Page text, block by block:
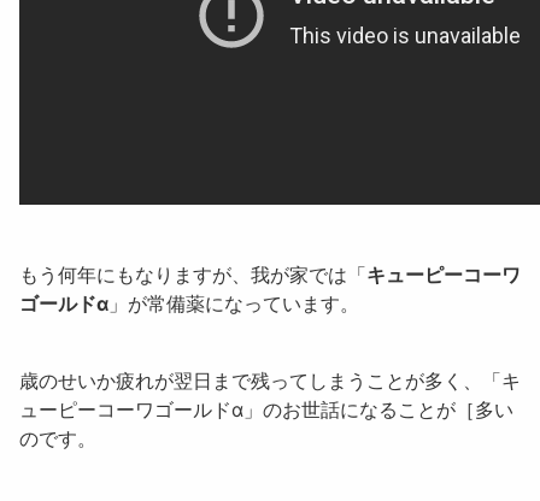
もう何年にもなりますが、我が家では「キューピーコーワ
ゴールドα 」が常備薬になっています。
歳のせいか疲れが翌日まで残ってしまうことが多く、「キ
ューピーコーワゴールドα 」のお世話になることが［多い
のです。